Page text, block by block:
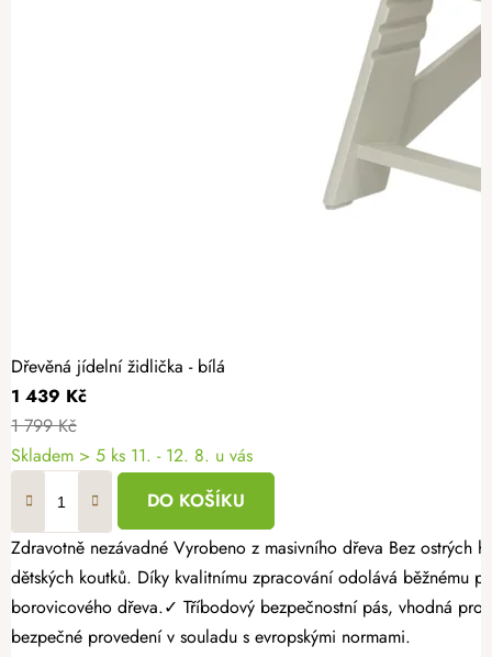
Dřevěná jídelní židlička - bílá
1 439 Kč
1 799 Kč
Skladem > 5 ks 11. - 12. 8. u vás
DO KOŠÍKU
Zdravotně nezávadné Vyrobeno z masivního dřeva Bez ostrých hran a třísek Bílá jídelní židlička značky AtmoWood z masivního dřeva usnadní každodenní stolování doma i v prostředí restaurací, kaváren nebo
dětských koutků. Díky kvalitnímu zpracování odolává běžnému
borovicového dřeva.✓ Tříbodový bezpečnostní pás, vhodná
bezpečné provedení v souladu s evropskými normami.